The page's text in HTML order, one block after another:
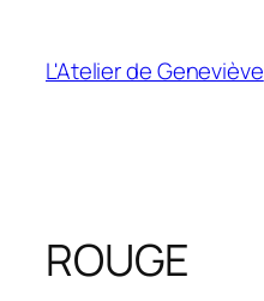
contenu
L'Atelier de Geneviève
ROUGE